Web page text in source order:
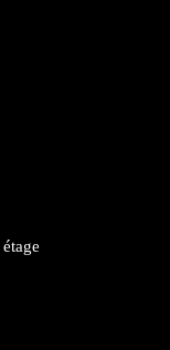
étage